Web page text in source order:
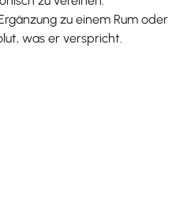
zu einem Rum oder
was er verspricht.